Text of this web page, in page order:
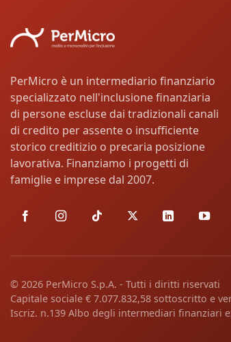
PerMicro è un intermediario finanziario
specializzato nell'inclusione finanziaria
di persone escluse dai tradizionali canali
di credito per assente o insufficiente
storico creditizio o precaria posizione
lavorativa. Finanziamo i progetti di
famiglie e imprese dal 2007.
© 2026 PerMicro S.p.A. - Tutti i diritti riservati
Capitale sociale € 7.077.832,58 sottoscritto e
Iscriz. n.139 Albo degli intermediari finanziari